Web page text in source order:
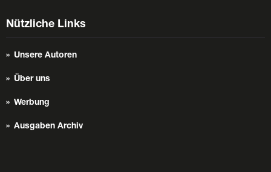
Nützliche Links
Unsere Autoren
Über uns
Werbung
Ausgaben Archiv